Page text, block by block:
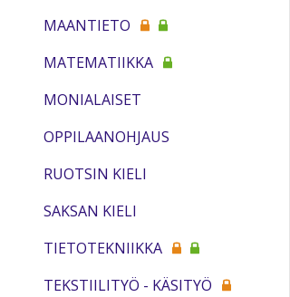
MAANTIETO
MATEMATIIKKA
MONIALAISET
OPPILAANOHJAUS
RUOTSIN KIELI
SAKSAN KIELI
TIETOTEKNIIKKA
TEKSTIILITYÖ - KÄSITYÖ